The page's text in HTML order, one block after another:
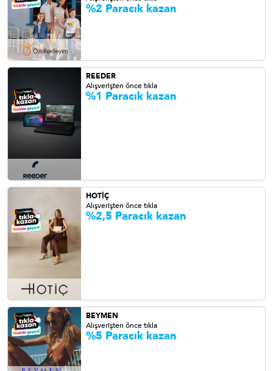
%2 Paracık kazan
REEDER
Alışverişten önce tıkla
%1 Paracık kazan
HOTİÇ
Alışverişten önce tıkla
%2,5 Paracık kazan
BEYMEN
Alışverişten önce tıkla
%5 Paracık kazan